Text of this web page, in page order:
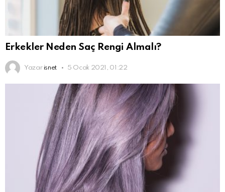
Erkekler Neden Saç Rengi Almalı?
Yazar isnet 5 Ocak 2021, 01:22